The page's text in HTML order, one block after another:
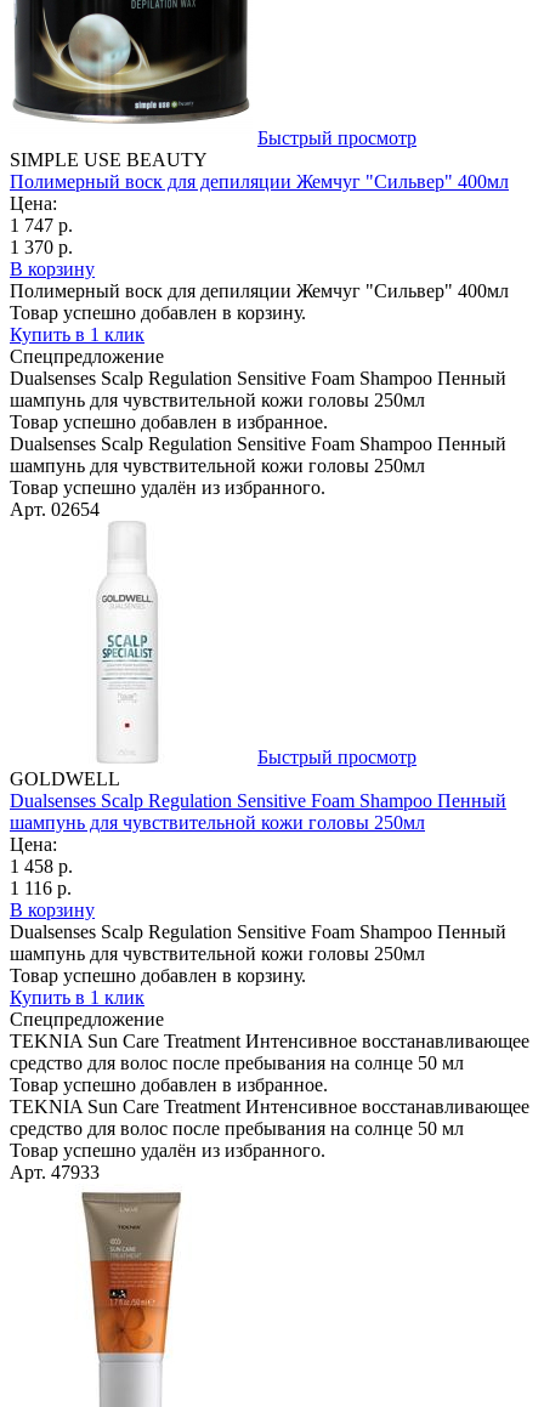
Быстрый просмотр
SIMPLE USE BEAUTY
Полимерный воск для депиляции Жемчуг "Сильвер" 400мл
Цена:
1 747 р.
1 370 р.
В корзину
Полимерный воск для депиляции Жемчуг "Сильвер" 400мл
Товар успешно добавлен в корзину.
Купить в 1 клик
Спецпредложение
Dualsenses Scalp Regulation Sensitive Foam Shampoo Пенный
шампунь для чувствительной кожи головы 250мл
Товар успешно добавлен в избранное.
Dualsenses Scalp Regulation Sensitive Foam Shampoo Пенный
шампунь для чувствительной кожи головы 250мл
Товар успешно удалён из избранного.
Арт. 02654
Быстрый просмотр
GOLDWELL
Dualsenses Scalp Regulation Sensitive Foam Shampoo Пенный
шампунь для чувствительной кожи головы 250мл
Цена:
1 458 р.
1 116 р.
В корзину
Dualsenses Scalp Regulation Sensitive Foam Shampoo Пенный
шампунь для чувствительной кожи головы 250мл
Товар успешно добавлен в корзину.
Купить в 1 клик
Спецпредложение
TEKNIA Sun Care Treatment Интенсивное восстанавливающее
средство для волос после пребывания на солнце 50 мл
Товар успешно добавлен в избранное.
TEKNIA Sun Care Treatment Интенсивное восстанавливающее
средство для волос после пребывания на солнце 50 мл
Товар успешно удалён из избранного.
Арт. 47933